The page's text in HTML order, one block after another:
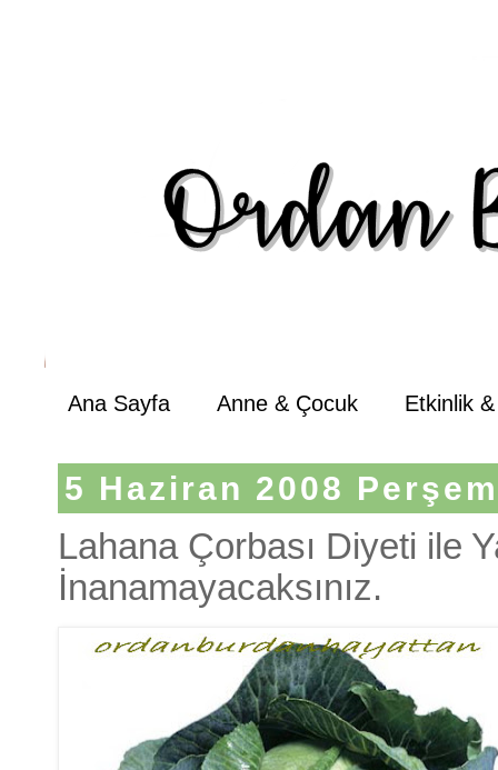
Ana Sayfa Anne & Çocuk Etkinlik
5 Haziran 2008
Lahana Çorbası Diyeti ile
İnanamayacaksınız.